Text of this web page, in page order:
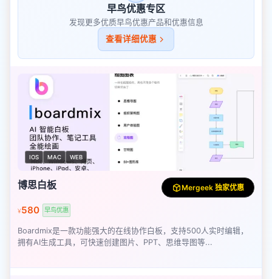
早鸟优惠专区
发现更多优质早鸟优惠产品和优惠信息
查看详细优惠
IOS MAC WEB
博思白板 Mergeek 独家优惠
¥580 早鸟优惠
Boardmix是一款功能强大的在线协作白板，支持500人实时编辑，
拥有AI生成工具，可快速创建图片、PPT、思维导图等...